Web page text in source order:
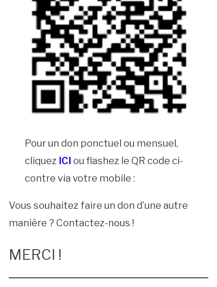
Pour un don ponctuel ou mensuel,
cliquez ICI ou flashez le QR code ci-
contre via votre mobile :
Vous souhaitez faire un don d’une autre
manière ? Contactez-nous !
MERCI !